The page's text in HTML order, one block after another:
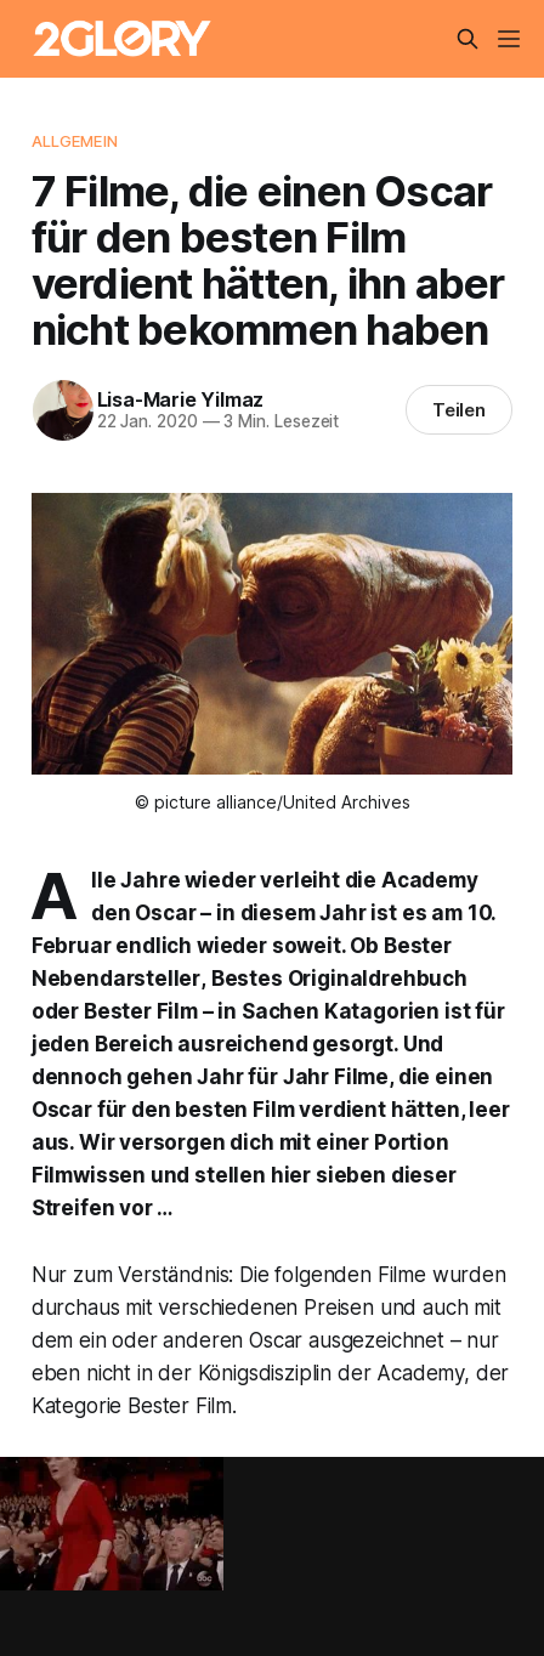
ALLGEMEIN
7 Filme, die einen Oscar
für den besten Film
verdient hätten, ihn aber
nicht bekommen haben
Lisa-Marie Yilmaz
22 Jan. 2020 —3 Min. Lesezeit Teilen
© picture alliance/United Archives
A
lle Jahre wieder verleiht die Academy
den Oscar – in diesem Jahr ist es am 10.
Februar endlich wieder soweit. Ob Bester
Nebendarsteller, Bestes Originaldrehbuch
oder Bester Film – in Sachen Katagorien ist für
jeden Bereich ausreichend gesorgt. Und
dennoch gehen Jahr für Jahr Filme, die einen
Oscarfür den besten Film verdient hätten, leer
aus. Wir versorgen dich mit einer Portion
Filmwissen und stellen hier sieben dieser
Streifen vor …
Nur zum Verständnis: Die folgenden Filme wurden
durchaus mit verschiedenen Preisen und auch mit
dem ein oder anderenOscar ausgezeichnet – nur
eben nicht in der Königsdisziplin der Academy, der
Kategorie Bester Film.